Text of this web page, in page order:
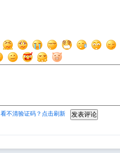
看不清验证码？点击刷新